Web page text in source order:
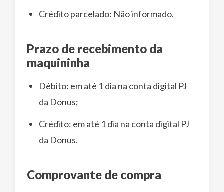
Crédito parcelado: Não informado.
Prazo de recebimento da
maquininha
Débito: em até 1 dia na conta digital PJ
da Donus;
Crédito: em até 1 dia na conta digital PJ
da Donus.
Comprovante de compra